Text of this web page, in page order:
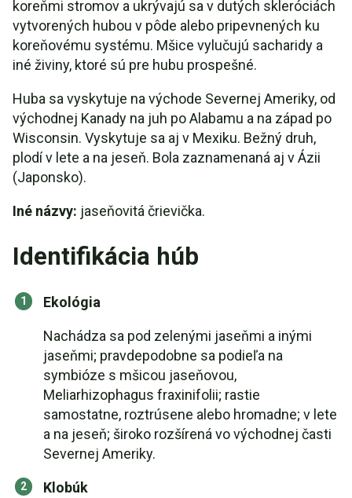
koreňmi stromov a ukrývajú sa v dutých skleróciách
vytvorených hubou v pôde alebo pripevnených ku
koreňovému systému. Mšice vylučujú sacharidy a
iné živiny, ktoré sú pre hubu prospešné.
Huba sa vyskytuje na východe Severnej Ameriky, od
východnej Kanady na juh po Alabamu a na západ po
Wisconsin. Vyskytuje sa aj v Mexiku. Bežný druh,
plodí v lete a na jeseň. Bola zaznamenaná aj v Ázii
(Japonsko).
Iné názvy: jaseňovitá črievička.
Identifikácia húb
Ekológia
Nachádza sa pod zelenými jaseňmi a inými
jaseňmi; pravdepodobne sa podieľa na
symbióze s mšicou jaseňovou,
Meliarhizophagus fraxinifolii; rastie
samostatne, roztrúsene alebo hromadne; v lete
a na jeseň; široko rozšírená vo východnej časti
Severnej Ameriky.
Klobúk